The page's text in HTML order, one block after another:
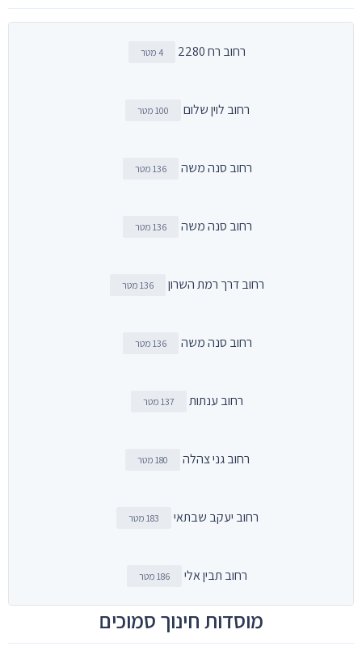
רחוב רח 2280 4 מטר
רחוב לוין שלום 100 מטר
רחוב סנה משה 136 מטר
רחוב סנה משה 136 מטר
רחוב דרך רמת השרון 136 מטר
רחוב סנה משה 136 מטר
רחוב ענתות 137 מטר
רחוב גני צהלה 180 מטר
רחוב יעקב שבתאי 183 מטר
רחוב תבין אלי 186 מטר
מוסדות חינוך סמוכים